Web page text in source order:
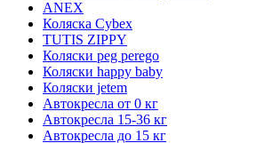
ANEX
Коляска Cybex
TUTIS ZIPPY
Коляски peg perego
Коляски happy baby
Коляски jetem
Автокресла от 0 кг
Автокресла 15-36 кг
Автокресла до 15 кг